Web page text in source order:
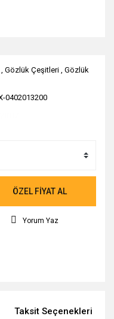
,Gözlük Çeşitleri ,Gözlük
0402013200
ÖZEL FİYAT AL
Yorum Yaz
Taksit Seçenekleri